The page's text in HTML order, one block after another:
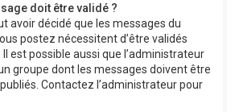
doit être validé ?
avoir décidé que les messages du
postez nécessitent d’être validés
Il est possible aussi que l’administrateur
groupe dont les messages doivent être
Contactez l’administrateur pour